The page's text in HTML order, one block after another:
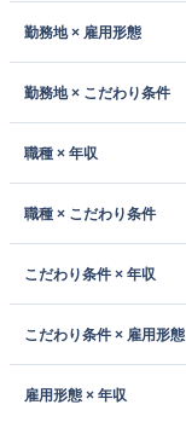
勤務地 × 雇用形態
勤務地 × こだわり条件
職種 × 年収
職種 × こだわり条件
こだわり条件 × 年収
こだわり条件 × 雇用形態
雇用形態 × 年収